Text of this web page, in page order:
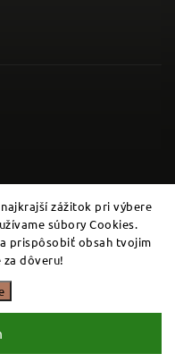
zážitok pri výbere
súbory Cookies.
prispôsobiť obsah tvojim
za dôveru!
práva vyhradené.